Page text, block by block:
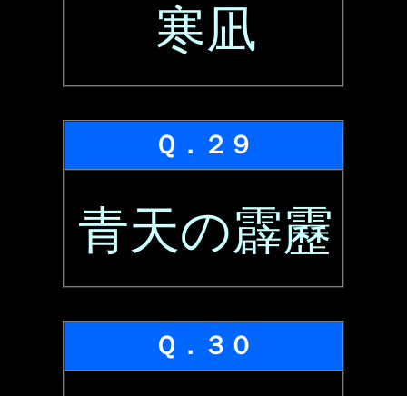
寒凪
Ｑ．２９
青天の霹靂
Ｑ．３０